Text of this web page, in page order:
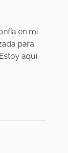
en mi
para
aquí